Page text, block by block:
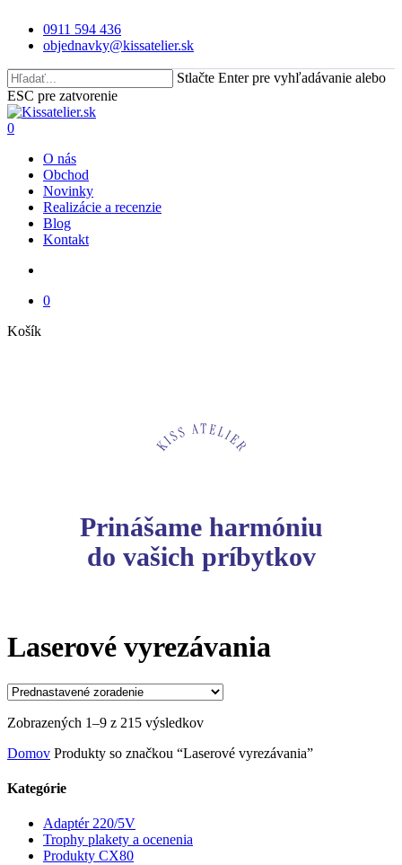
main
0911 594 436
objednavky@kissatelier.sk
Stlačte Enter pre vyhľadávanie alebo
ESC pre zatvorenie
Close
Search
search
0
O nás
Obchod
Novinky
Realizácie a recenzie
Blog
Kontakt
0
KošíkClose
Prinášame harmóniu
do vašich príbytkov
Laserové vyrezávania
Zobrazených 1–9 z 215 výsledkov
Domov Produkty so značkou “Laserové vyrezávania”
Kategórie
Adaptér 220/5V
Trophy plakety a ocenenia
Produkty CX80